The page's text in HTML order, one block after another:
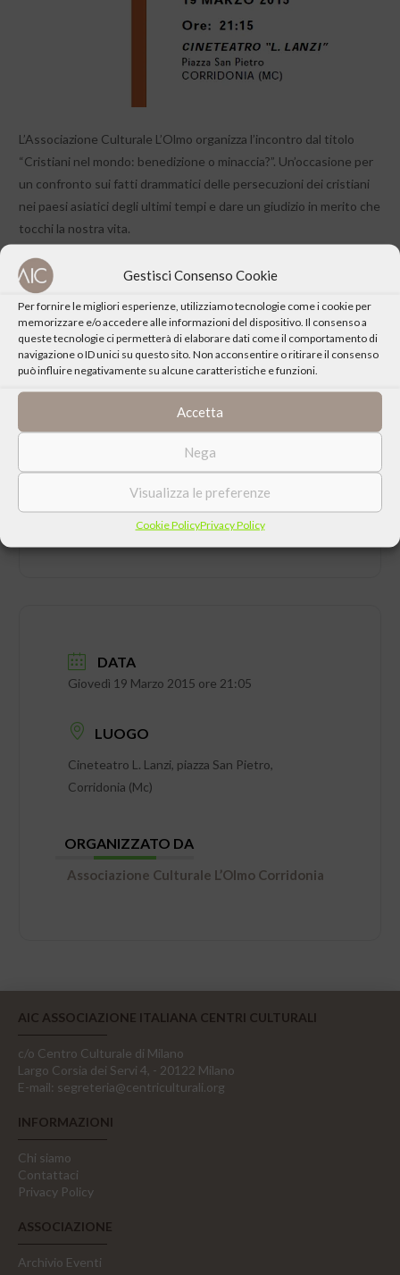
Gestisci Consenso Cookie
Per fornire le migliori esperienze, utilizziamo tecnologie come i cookie per
memorizzare e/o accedere alle informazioni del dispositivo. Il consenso a
queste tecnologie ci permetterà di elaborare dati come il comportamento di
navigazione o ID unici su questo sito. Non acconsentire o ritirare il consenso
può influire negativamente su alcune caratteristiche e funzioni.
Accetta
Nega
Visualizza le preferenze
Cookie PolicyPrivacy Policy
L’Associazione Culturale L’Olmo organizza l’incontro dal titolo
“Cristiani nel mondo: benedizione o minaccia?”. Un’occasione per
un confronto sui fatti drammatici delle persecuzioni dei cristiani
nei paesi asiatici degli ultimi tempi e dare un giudizio in merito che
tocchi la nostra vita.
Interviene
padre Bernardo Cervellera, missionario del PIME, responsabile
dell’agenzia giornalistica Asia News
CONDIVIDI QUESTO EVENTO
DATA
Giovedì 19 Marzo 2015 ore 21:05
LUOGO
Cineteatro L. Lanzi, piazza San Pietro,
Corridonia (Mc)
ORGANIZZATO DA
Associazione Culturale L’Olmo Corridonia
AIC ASSOCIAZIONE ITALIANA CENTRI CULTURALI
c/o Centro Culturale di Milano
Largo Corsia dei Servi 4, - 20122 Milano
E-mail: segreteria@centriculturali.org
INFORMAZIONI
Chi siamo
Contattaci
Privacy Policy
ASSOCIAZIONE
Archivio Eventi